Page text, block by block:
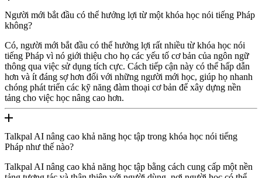
Người mới bắt đầu có thể hưởng lợi từ một khóa học nói tiếng Pháp
không?
Có, người mới bắt đầu có thể hưởng lợi rất nhiều từ khóa học nói
tiếng Pháp vì nó giới thiệu cho họ các yếu tố cơ bản của ngôn ngữ
thông qua việc sử dụng tích cực. Cách tiếp cận này có thể hấp dẫn
hơn và ít đáng sợ hơn đối với những người mới học, giúp họ nhanh
chóng phát triển các kỹ năng đàm thoại cơ bản để xây dựng nền
tảng cho việc học nâng cao hơn.
Talkpal AI nâng cao khả năng học tập trong khóa học nói tiếng
Pháp như thế nào?
Talkpal AI nâng cao khả năng học tập bằng cách cung cấp một nền